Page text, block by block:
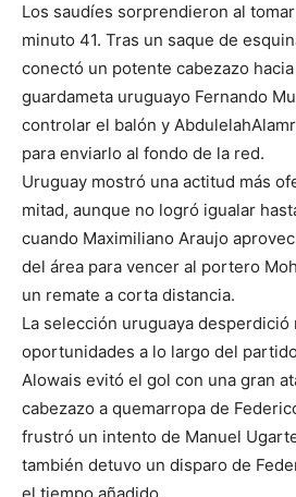
Los saudíes sorprendieron al
minuto 41. Tras un saque de
conectó un potente cabezazo
guardameta uruguayo Fernando
controlar el balón y
para enviarlo al fondo de la red.
Uruguay mostró una actitud más
mitad, aunque no logró igualar
cuando Maximiliano Araujo
del área para vencer al portero
un remate a corta distancia.
La selección uruguaya desperdició
oportunidades a lo largo del
Alowais evitó el gol con una gran
cabezazo a quemarropa de
frustró un intento de Manuel
también detuvo un disparo de